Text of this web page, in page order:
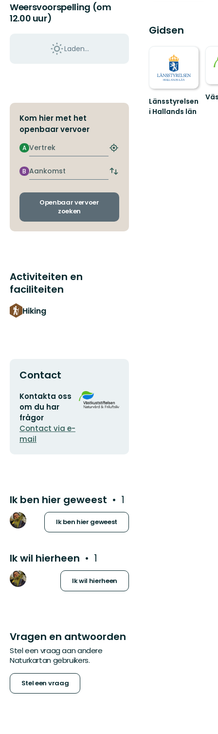
Weersvoorspelling (om
12.00 uur)
Laden…
Kom hier met het
openbaar vervoer
Vertrek
A
Zoek
dichtstbijzijnde
halte
Aankomst
B
Wissel
en
Openbaar vervoer
zoeken
Activiteiten en
faciliteiten
Hiking
Contact
E-
mailadres
Kontakta oss
om du har
frågor
Contact via e-
mail
Organisatie-
logotype
Ik ben hier geweest 1
Ik ben hier geweest
Ik wil hierheen 1
Ik wil hierheen
Vragen en antwoorden
Stel een vraag aan andere
Naturkartan gebruikers.
Stel een vraag
Gidsen
Länsstyrelsen
i Hallands län